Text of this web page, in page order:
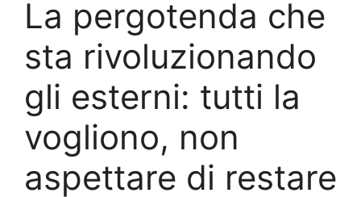
La pergotenda che
sta rivoluzionando
gli esterni: tutti la
vogliono, non
aspettare di restare